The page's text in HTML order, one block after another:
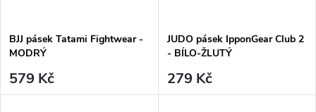
BJJ pásek Tatami Fightwear -
MODRÝ
579 Kč
JUDO pásek IpponGear Club 2
- BÍLO-ŽLUTÝ
279 Kč